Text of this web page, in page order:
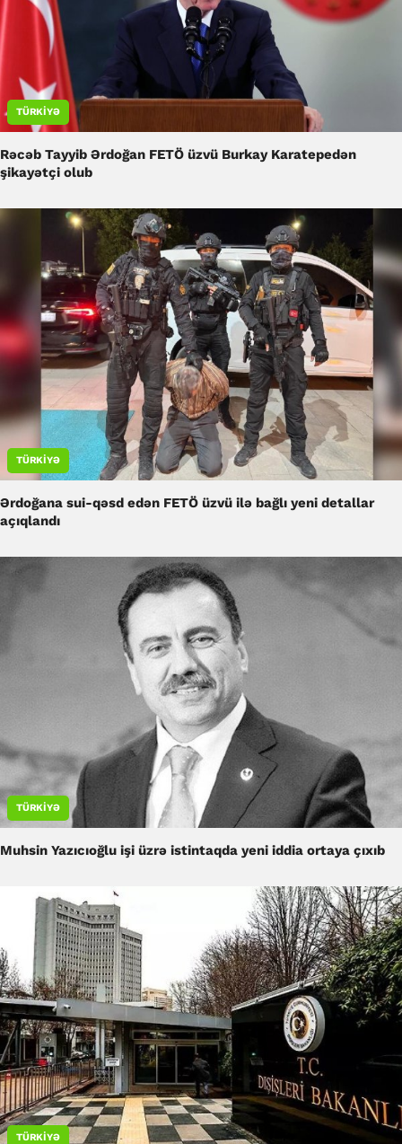
TÜRKIYƏ
Rəcəb Tayyib Ərdoğan FETÖ üzvü Burkay Karatepedən
şikayətçi olub
TÜRKIYƏ
Ərdoğana sui-qəsd edən FETÖ üzvü ilə bağlı yeni detallar
açıqlandı
TÜRKIYƏ
Muhsin Yazıcıoğlu işi üzrə istintaqda yeni iddia ortaya çıxıb
TÜRKIYƏ